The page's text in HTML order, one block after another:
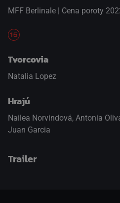
MFF Berlinale | Cena poroty
Tvorcovia
Natalia Lopez
Hrajú
Nailea Norvindová, Antonia
Juan Garcia
Trailer